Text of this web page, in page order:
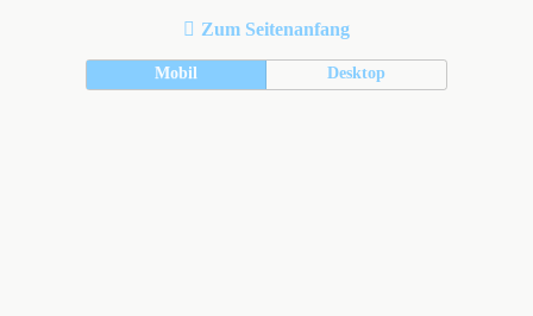
Zum Seitenanfang
Mobil Desktop